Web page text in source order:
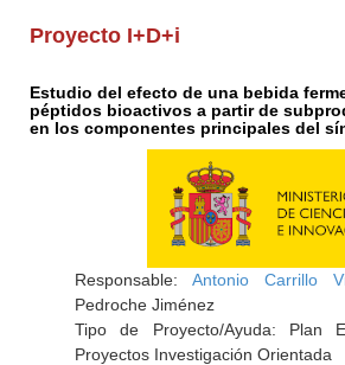
Proyecto I+D+i
Estudio del efecto de una bebida
péptidos bioactivos a partir de
en los componentes principales del
Responsable: Antonio Carrillo
Pedroche Jiménez
Tipo de Proyecto/Ayuda: Plan
Proyectos Investigación Orientada